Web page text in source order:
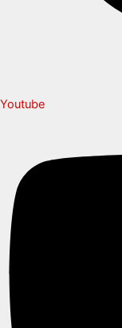
Youtube